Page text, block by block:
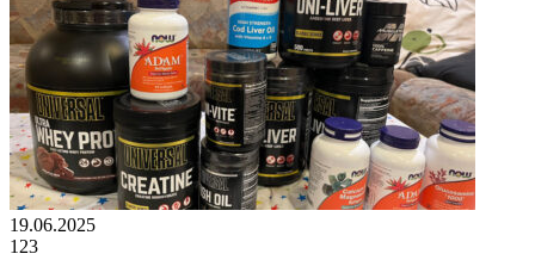
19.06.2025
123